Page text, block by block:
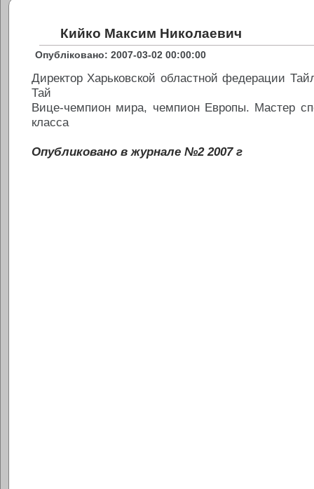
Кийко Максим Николаевич
Опубліковано: 2007-03-02 00:00:00
Директор Харьковской областной федерации
Тай
Вице-чемпион мира, чемпион Европы. Мастер
класса
Опубликовано в журнале №2 2007 г